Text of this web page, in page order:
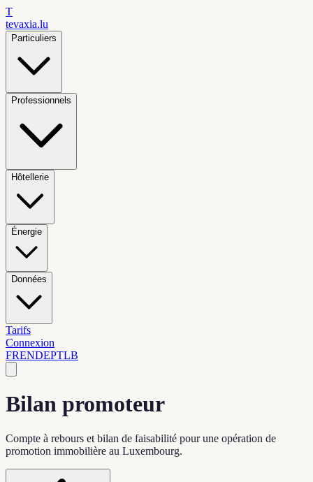
T
tevaxia.lu
Particuliers
Professionnels
Hôtellerie
Énergie
Données
Tarifs
Connexion
FRENDEPTLB
Bilan promoteur
Compte à rebours et bilan de faisabilité pour une opération de
promotion immobilière au Luxembourg.